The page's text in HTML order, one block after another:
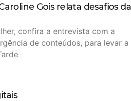
Gois relata desafios da
confira a entrevista com a
de conteúdos, para levar a